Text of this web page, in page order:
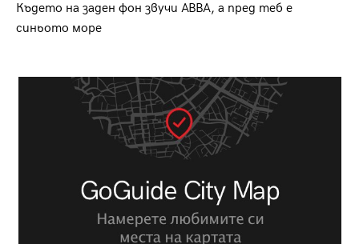
Където на заден фон звучи ABBA, а пред теб е
синьото море